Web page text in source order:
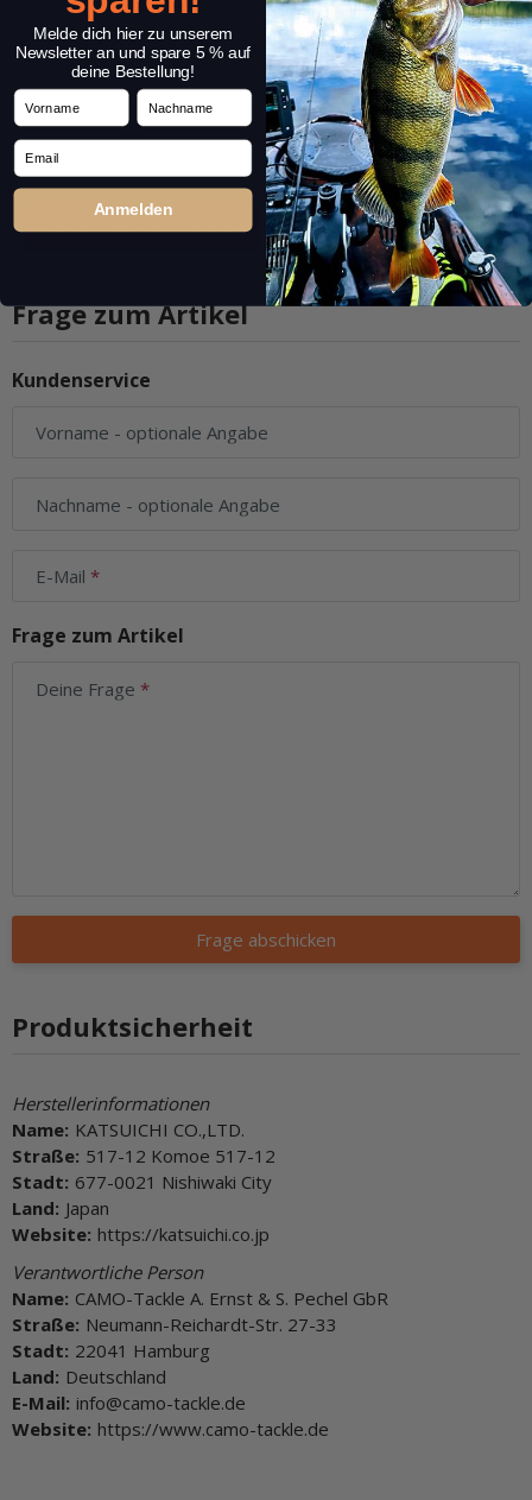
Frage zum Artikel
Kundenservice
Vorname - optionale Angabe
Nachname - optionale Angabe
E-Mail
Frage zum Artikel
Deine Frage
Frage abschicken
Produktsicherheit
Herstellerinformationen
Name: KATSUICHI CO.,LTD.
Straße: 517-12 Komoe 517-12
Stadt: 677-0021 Nishiwaki City
Land: Japan
Website: https://katsuichi.co.jp
Verantwortliche Person
Name: CAMO-Tackle A. Ernst & S. Pechel GbR
Straße: Neumann-Reichardt-Str. 27-33
Stadt: 22041 Hamburg
Land: Deutschland
E-Mail: info@camo-tackle.de
Website: https://www.camo-tackle.de
Melde dich hier zu unserem
Newsletter an und spare 5 % auf
deine Bestellung!
Vorname Nachname
Email
Anmelden